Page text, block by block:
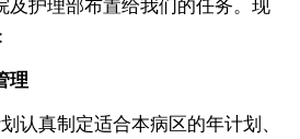
及护理部布置给我们的任务。现
理
真制定适合本病区的年计划、